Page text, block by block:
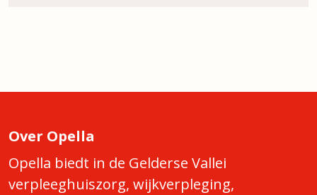
Over Opella
Opella biedt in de Gelderse Vallei
verpleeghuiszorg, wijkverpleging,